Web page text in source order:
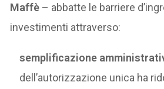
Maffè – abbatte le barriere
investimenti attraverso:
semplificazione
dell’autorizzazione unica ha